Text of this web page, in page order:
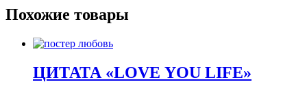
Похожие товары
ЦИТАТА «LOVE YOU LIFE»